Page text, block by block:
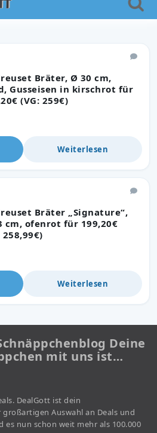
Bräter, Ø 30 cm,
Gusseisen in kirschrot für
(VG: 259€)
Weiterlesen
Bräter „Signature“,
cm, ofenrot für 199,20€
258,99€)
Weiterlesen
Deine
mit uns ist…
DealGott ist dein
Auswahl an Deals und
es nun schon weit mehr als 100.000